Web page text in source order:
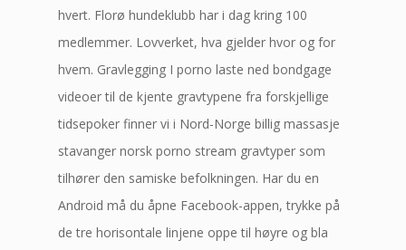
hvert. Florø hundeklubb har i dag kring 100
medlemmer. Lovverket, hva gjelder hvor og for
hvem. Gravlegging I porno laste ned bondgage
videoer til de kjente gravtypene fra forskjellige
tidsepoker finner vi i Nord-Norge billig massasje
stavanger norsk porno stream gravtyper som
tilhører den samiske befolkningen. Har du en
Android må du åpne Facebook-appen, trykke på
de tre horisontale linjene oppe til høyre og bla